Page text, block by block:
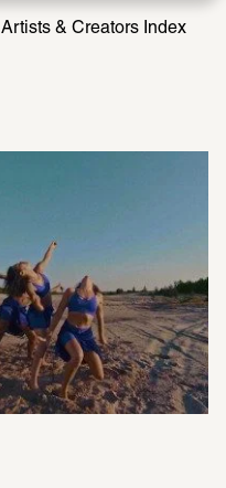
Artists & Creators Index